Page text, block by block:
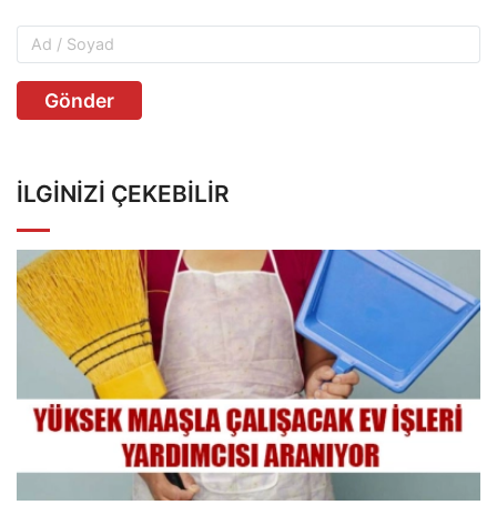
Gönder
İLGINIZI ÇEKEBILIR